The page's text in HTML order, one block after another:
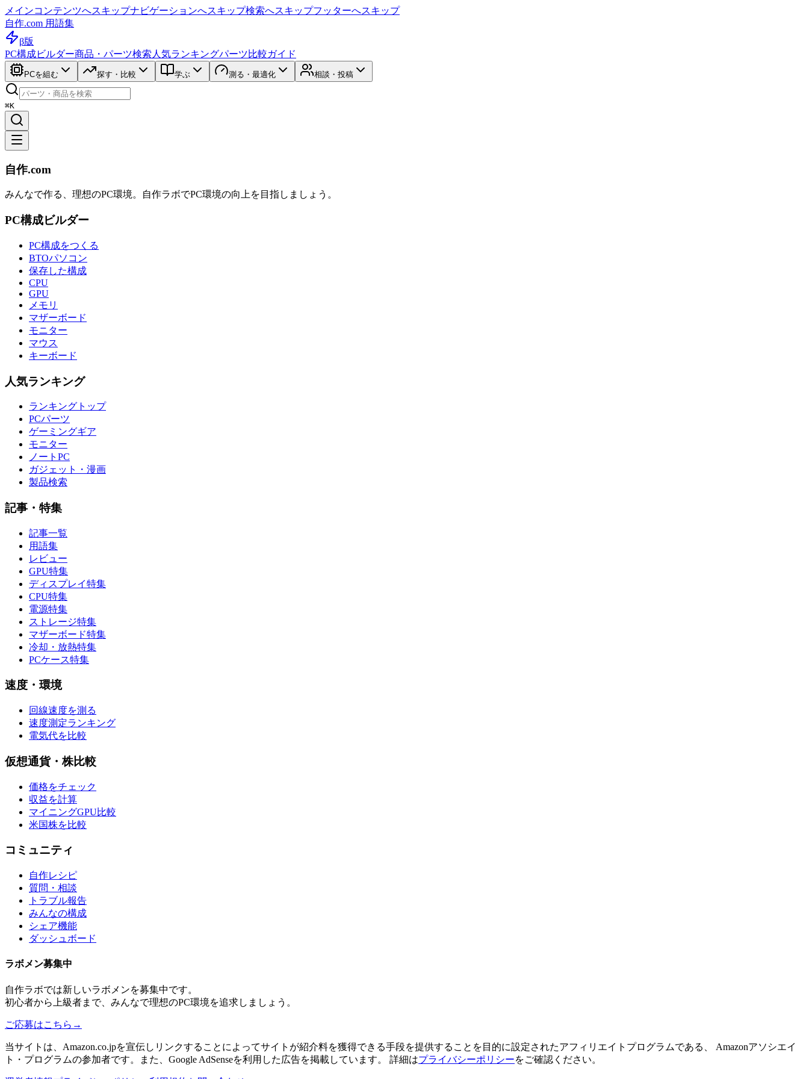
メインコンテンツへスキップナビゲーションへスキップ検索へスキップフッターへスキップ
自作.com 用語集
β版
PC構成ビルダー商品・パーツ検索 人気ランキングパーツ比較ガイド
PCを組む 探す・比較 学ぶ 測る・最適化 相談・投稿
⌘K
自作.com
みんなで作る、理想のPC環境。 自作ラボでPC環境の向上を目指しましょう。
PC構成ビルダー
PC構成をつくる
BTOパソコン
保存した構成
CPU
GPU
メモリ
マザーボード
モニター
マウス
キーボード
人気ランキング
ランキングトップ
PCパーツ
ゲーミングギア
モニター
ノートPC
ガジェット・漫画
製品検索
記事・特集
記事一覧
用語集
レビュー
GPU特集
ディスプレイ特集
CPU特集
電源特集
ストレージ特集
マザーボード特集
冷却・放熱特集
PCケース特集
速度・環境
回線速度を測る
速度測定ランキング
電気代を比較
仮想通貨・株比較
価格をチェック
収益を計算
マイニングGPU比較
米国株を比較
コミュニティ
自作レシピ
質問・相談
トラブル報告
みんなの構成
シェア機能
ダッシュボード
ラボメン募集中
自作ラボでは新しいラボメンを募集中です。
初心者から上級者まで、みんなで理想のPC環境を追求しましょう。
ご応募はこちら →
当サイトは、Amazon.co.jpを宣伝しリンクすることによってサイトが紹介料を獲得できる手段を提供することを目的に設定されたアフィリエイトプログラムである、 Amazonアソシエイ
ト・プログラムの参加者です。また、Google AdSenseを利用した広告を掲載しています。 詳細はプライバシーポリシーをご確認ください。